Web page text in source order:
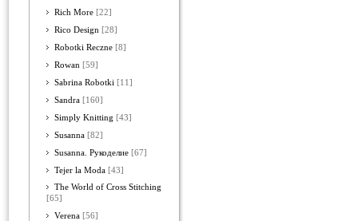
Rich More [22]
Rico Design [28]
Robotki Reczne [8]
Rowan [59]
Sabrina Robotki [11]
Sandra [160]
Simply Knitting [43]
Susanna [82]
Susanna. Рукоделие [67]
Tejer la Moda [43]
The World of Cross Stitching
[65]
Verena [56]